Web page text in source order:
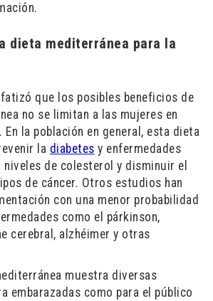
dieta mediterránea para la
que los posibles beneficios de
no se limitan a las mujeres en
En la población en general, esta dieta
la diabetes y enfermedades
de colesterol y disminuir el
de cáncer. Otros estudios han
con una menor probabilidad
como el párkinson,
cerebral, alzhéimer y otras
muestra diversas
embarazadas como para el público